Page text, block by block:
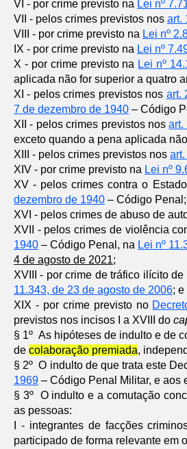
VI - por crime previsto na Lei nº
VII - pelos crimes previstos nos art.
VIII - por crime previsto na Lei nº
IX - por crime previsto na Lei nº
X - por crime previsto na Lei nº
aplicada não for superior a quatro
XI - pelos crimes previstos nos art.
7 de dezembro de 1940 – Código
XII - pelos crimes previstos nosart.
exceto quando a pena aplicada
XIII - pelos crimes previstos nos
XIV - por crime previsto na Lei nº
XV - pelos crimes contra o
dezembro de 1940 – Código Penal;
XVI - pelos crimes de abuso de
XVII - pelos crimes de violência
1940 – Código Penal, na Lei nº
4 de agosto de 2021;
XVIII - por crime de tráfico ilícito
11.343, de 23 de agosto de 2006; e
XIX - por crime previsto no
previstos nos incisos I a XVIII do
§ 1º As hipóteses de indulto e de
de colaboração premiada,
§ 2º O indulto de que trata este
1969 – Código Penal Militar, e aos
§ 3º O indulto e a comutação
as pessoas:
I - integrantes de facções
participado de forma relevante em